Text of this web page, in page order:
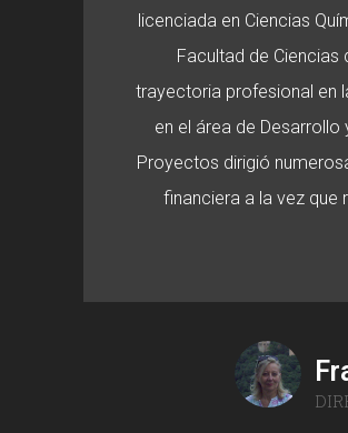
licenciada en Ciencias
Facultad de Ciencias
trayectoria profesional en
en el área de
Proyectos dirigió
financiera a la vez que